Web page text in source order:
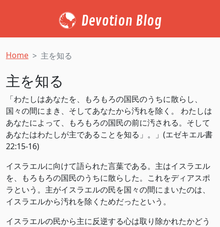
Devotion Blog
Home 主を知る
主を知る
「わたしはあなたを、もろもろの国民のうちに散らし、
国々の間にまき、そしてあなたから汚れを除く。 わたしは
あなたによって、もろもろの国民の前に汚される。そして
あなたはわたしが主であることを知る」。」(‭‭エゼキエル書‬
‭22:15-16‬)
イスラエルに向けて語られた言葉である。主はイスラエル
を、もろもろの国民のうちに散らした。これをディアスポ
ラという。主がイスラエルの民を国々の間にまいたのは、
イスラエルから汚れを除くためだったという。
イスラエルの民から主に反逆する心は取り除かれたかどう